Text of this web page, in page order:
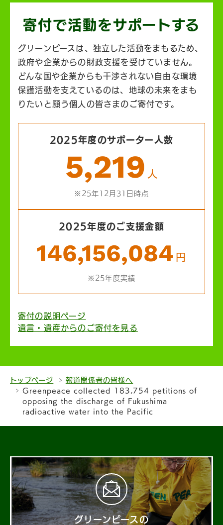
寄付で活動をサポートする
グリーンピースは、独立した活動をまもるため、
政府や企業からの財政支援を受けていません。
どんな国や企業からも干渉されない自由な環境
保護活動を支えているのは、地球の未来をまも
りたいと願う個人の皆さまのご寄付です。
2025年度のサポーター人数
5,219 人
※25年12月31日時点
2025年度のご支援金額
146,156,084 円
※25年度実績
寄付の説明ページ
遺言・遺産からのご寄付を見る
トップページ
報道関係者の皆様へ
Greenpeace collected 183,754 petitions of
opposing the discharge of Fukushima
radioactive water into the Pacific
グリーンピースの